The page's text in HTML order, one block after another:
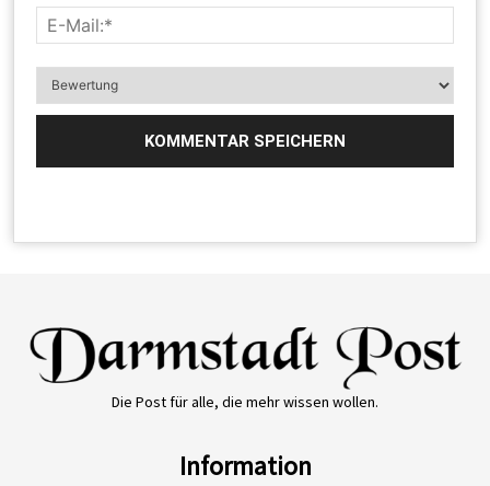
Die Post für alle, die mehr wissen wollen.
Information